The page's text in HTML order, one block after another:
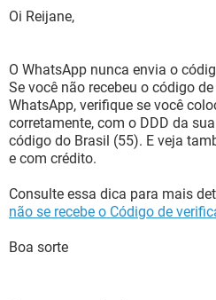
Oi Reijane,
O WhatsApp nunca envia o
Se você não recebeu o código
WhatsApp, verifique se você
corretamente, com o DDD da
código do Brasil (55). E veja
e com crédito.
Consulte essa dica para mais
não se recebe o Código de
Boa sorte